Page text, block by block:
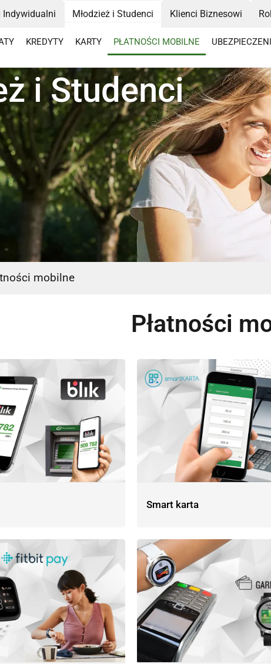
Indywidualni Młodzież i Studenci Klienci Biznesowi
KREDYTY KARTY PŁATNOŚCI MOBILNE
i Studenci
mobilne
Płatności
Smart karta